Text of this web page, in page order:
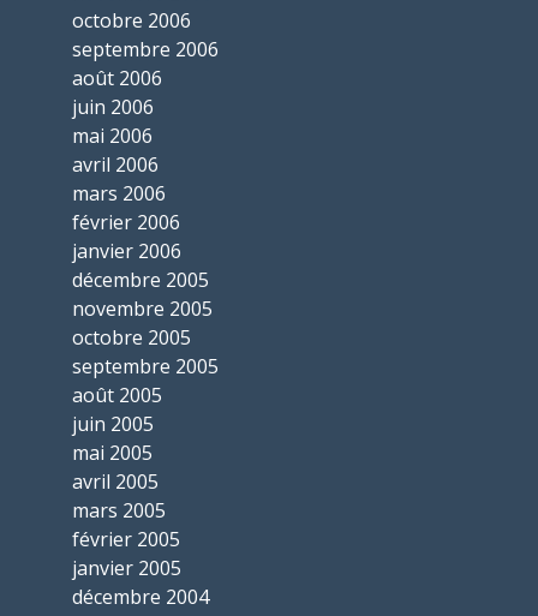
octobre 2006
septembre 2006
août 2006
juin 2006
mai 2006
avril 2006
mars 2006
février 2006
janvier 2006
décembre 2005
novembre 2005
octobre 2005
septembre 2005
août 2005
juin 2005
mai 2005
avril 2005
mars 2005
février 2005
janvier 2005
décembre 2004